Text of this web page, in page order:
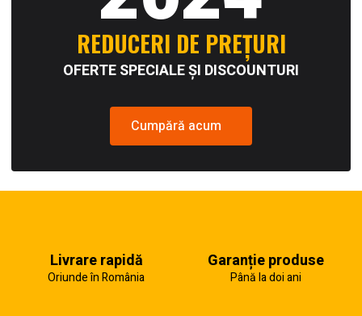
REDUCERI DE PREȚURI
OFERTE SPECIALE ȘI DISCOUNTURI
Cumpără acum
Livrare rapidă
Oriunde în România
Garanție produse
Până la doi ani